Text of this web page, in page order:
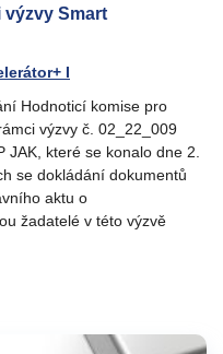
Smart
I
Hodnoticí komise pro
výzvy č. 02_22_009
které se konalo dne 2.
se dokládání dokumentů
aktu o
žadatelé v této výzvě